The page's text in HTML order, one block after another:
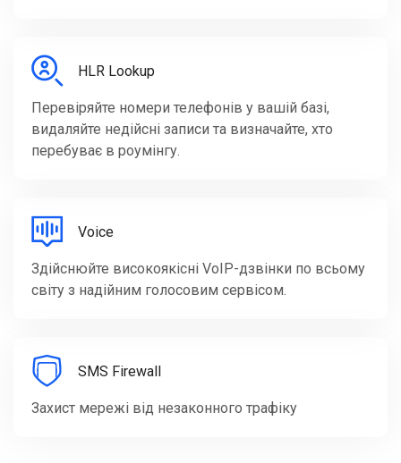
HLR Lookup
Перевіряйте номери телефонів у вашій базі,
видаляйте недійсні записи та визначайте, хто
перебуває в роумінгу.
Voice
Здійснюйте високоякісні VoIP-дзвінки по всьому
світу з надійним голосовим сервісом.
SMS Firewall
Захист мережі від незаконного трафіку